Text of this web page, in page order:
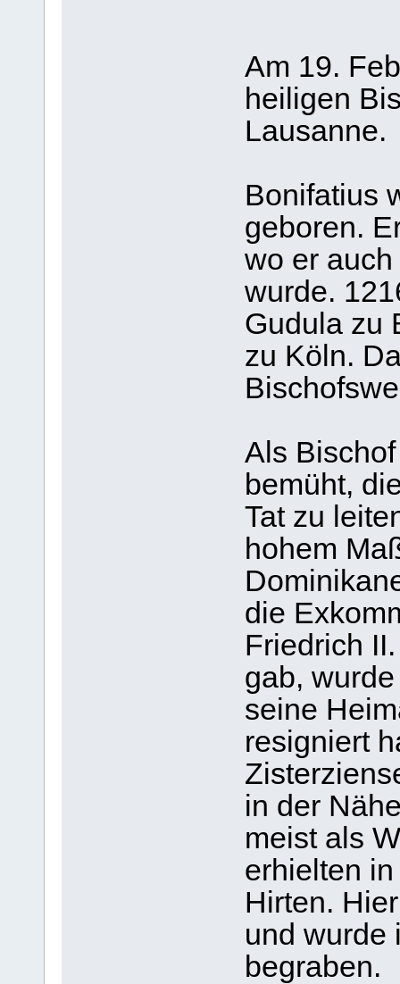
Am 19.
heiligen
Lausanne.
Bonifatius
geboren.
wo er
wurde.
Gudula zu
zu Köln.
Als
bemüht,
Tat zu
hohem
die
Friedrich
gab,
seine
resigniert
in der
meist als
erhielten
Hirten.
und wurde
begraben.